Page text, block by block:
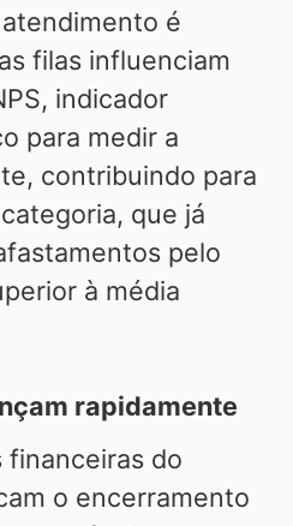
é
filas influenciam
indicador
para medir a
contribuindo para
que já
pelo
à média
rapidamente
financeiras do
o encerramento